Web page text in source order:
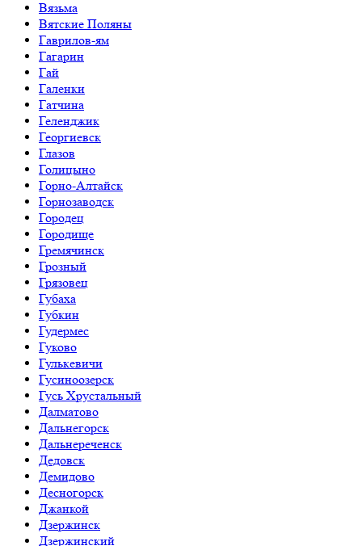
Вязьма
Вятские Поляны
Гаврилов-ям
Гагарин
Гай
Галенки
Гатчина
Геленджик
Георгиевск
Глазов
Голицыно
Горно-Алтайск
Горнозаводск
Городец
Городище
Гремячинск
Грозный
Грязовец
Губаха
Губкин
Гудермес
Гуково
Гулькевичи
Гусиноозерск
Гусь Хрустальный
Далматово
Дальнегорск
Дальнереченск
Дедовск
Демидово
Десногорск
Джанкой
Дзержинск
Дзержинский